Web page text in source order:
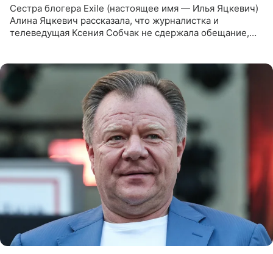
Сестра блогера Exile (настоящее имя — Илья Яцкевич)
Алина Яцкевич рассказала, что журналистка и
телеведущая Ксения Собчак не сдержала обещание,